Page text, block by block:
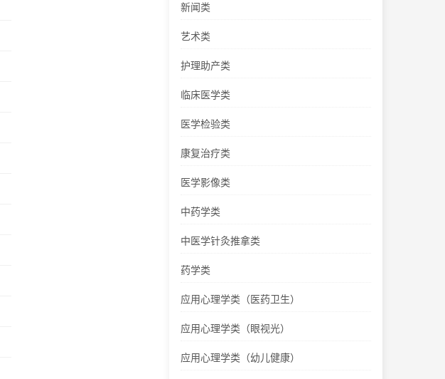
新闻类
艺术类
护理助产类
临床医学类
医学检验类
康复治疗类
医学影像类
中药学类
中医学针灸推拿类
药学类
应用心理学类（医药卫生）
应用心理学类（眼视光）
应用心理学类（幼儿健康）